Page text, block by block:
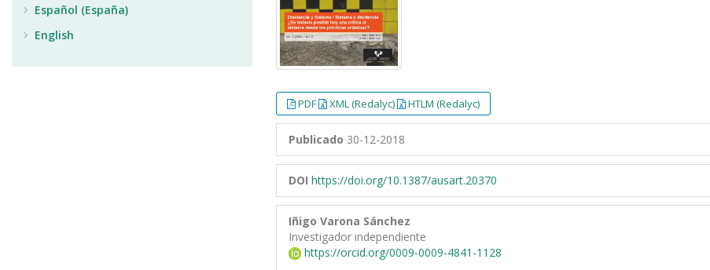
PDF XML (Redalyc) HTLM (Redalyc)
Publicado 30-12-2018
DOI https://doi.org/10.1387/ausart.20370
Iñigo Varona Sánchez
Investigador independiente
https://orcid.org/0009-0009-4841-1128
Español (España)
English